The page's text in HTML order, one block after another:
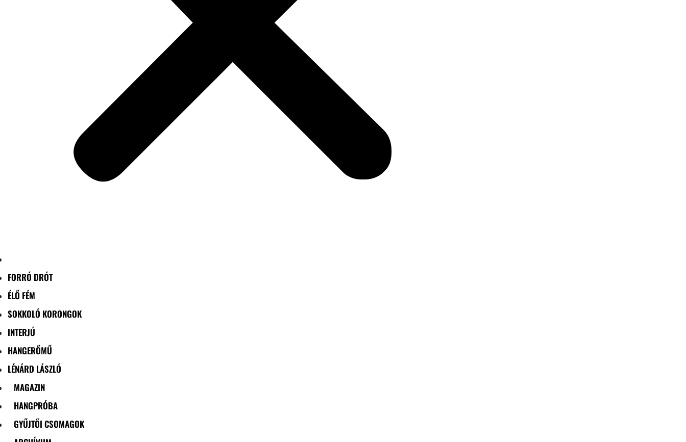
FORRÓ DRÓT
ÉLŐ FÉM
SOKKOLÓ KORONGOK
INTERJÚ
HANGERŐMŰ
LÉNÁRD LÁSZLÓ
MAGAZIN
HANGPRÓBA
GYŰJTŐI CSOMAGOK